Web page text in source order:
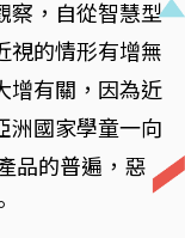
察，自從智慧型
視的情形有增無
增有關，因為近
洲國家學童一向
品的普遍，惡